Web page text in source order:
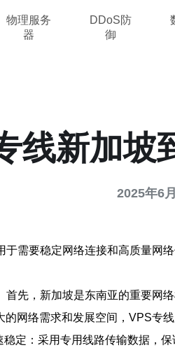
物理服务
器
DDoS防
御
线新加坡
2025年6
需要稳定网络连接和高质量网
先，新加坡是东南亚的重要网
网络需求和发展空间，VPS专
定：采用专用线路传输数据，